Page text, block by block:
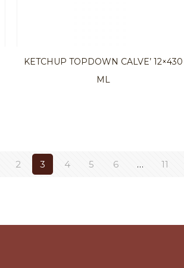
KETCHUP TOPDOWN CALVE’ 12×430
ML
2 3 4 5 6 … 11